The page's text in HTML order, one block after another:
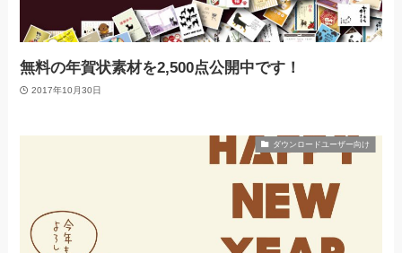
無料の年賀状素材を2,500点公開中です！
2017年10月30日
ダウンロードユーザー向け